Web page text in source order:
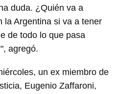
duda. ¿Quién va a
la Argentina si va a tener
de todo lo que pasa
agregó.
un ex miembro de
Eugenio Zaffaroni,